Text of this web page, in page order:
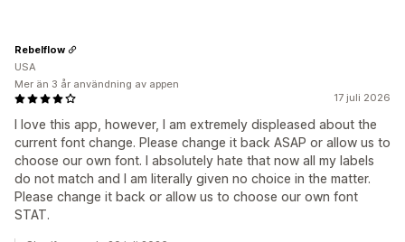
17 juli 2026
I love this app, however, I am extremely displeased about the
current font change. Please change it back ASAP or allow us to
choose our own font. I absolutely hate that now all my labels
do not match and I am literally given no choice in the matter.
Please change it back or allow us to choose our own font
STAT.
Rebelflow
USA
Mer än 3 år användning av appen